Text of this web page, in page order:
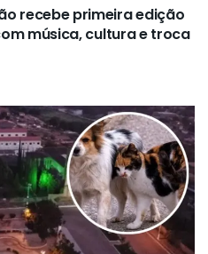
recebe primeira edição
música, cultura e troca